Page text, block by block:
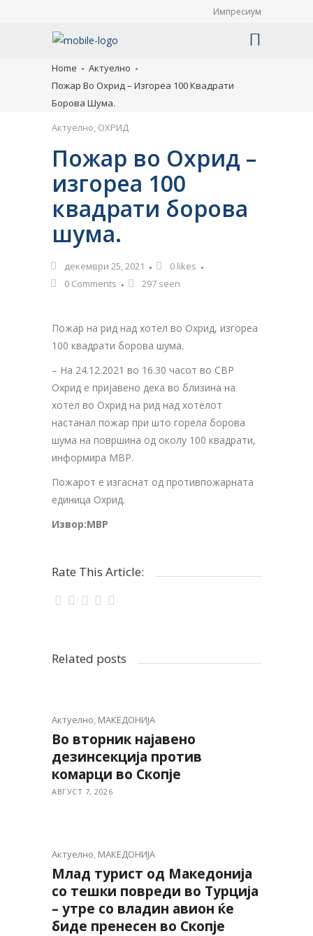
Импресиум
Home
Актуелно
Пожар Во Охрид – Изгореа 100 Квадрати
Борова Шума.
Актуелно, ОХРИД
Пожар во Охрид –
изгореа 100
квадрати борова
шума.
декември 25, 2021 0 likes
0 Comments
297 seen
Пожар на рид над хотел во Охрид, изгореа
100 квадрати борова шума.
– На 24.12.2021 во 16.30 часот во СВР
Охрид е пријавено дека во близина на
хотел во Охрид на рид над хотелот
настанал пожар при што горела борова
шума на површина од околу 100 квадрати,
информира МВР.
Пожарот е изгаснат од противпожарната
единица Охрид.
Извор:МВР
Rate This Article:
Related posts
Актуелно, МАКЕДОНИЈА
Во вторник најавено
дезинсекција против
комарци во Скопје
АВГУСТ 7, 2026
Актуелно, МАКЕДОНИЈА
Млад турист од Македонија
со тешки повреди во Турција
– утре со владин авион ќе
биде пренесен во Скопје